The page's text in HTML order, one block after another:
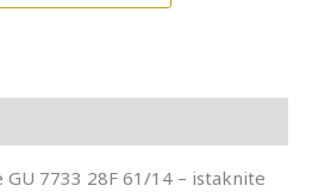
GU 7733 28F 61/14 – istaknite